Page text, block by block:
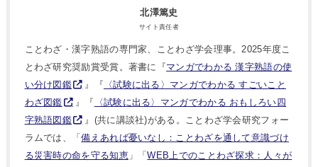
北澤篤史
サイト責任者
ことわざ・漢字熟語の専門家、ことわざ学会理事。2025年度こ
とわざ研究奨励賞受賞。著書に『マンガでわかる 漢字熟語の使
い分け図鑑
』『 〈試験に出る〉マンガでわかる すごいこと
わざ図鑑
』『
〈試験に出る〉マンガでわかる おもしろい四
字熟語図鑑
』(共に講談社)がある。ことわざ学会研究フォー
ラムでは、「備えあれば憂いなし：ことわざを通して意識づけ
る災害時の命を守る知恵」「WEB上でのことわざ探求：人々が